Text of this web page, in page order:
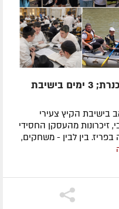
משחק חסידי גדול ומתנפחים בכנרת; 3 ימים בישיבת
בישיבת הקיץ צעירי
זיכרונות מהעסקן החסידי
בין לבין - משחקים,